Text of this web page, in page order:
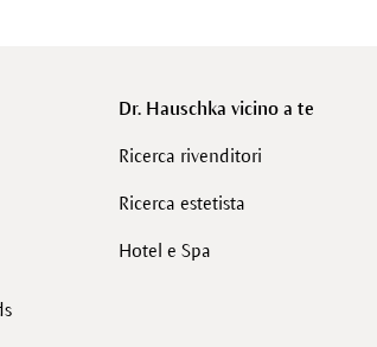
Dr. Hauschka vicino a te
Ricerca rivenditori
Ricerca estetista
Hotel e Spa